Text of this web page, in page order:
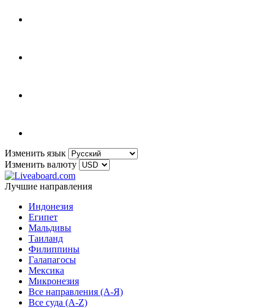
Изменить язык
Изменить валюту
Лучшие направления
Индонезия
Египет
Мальдивы
Таиланд
Филиппины
Галапагосы
Мексика
Микронезия
Все направления (A-Я)
Все суда (A-Z)